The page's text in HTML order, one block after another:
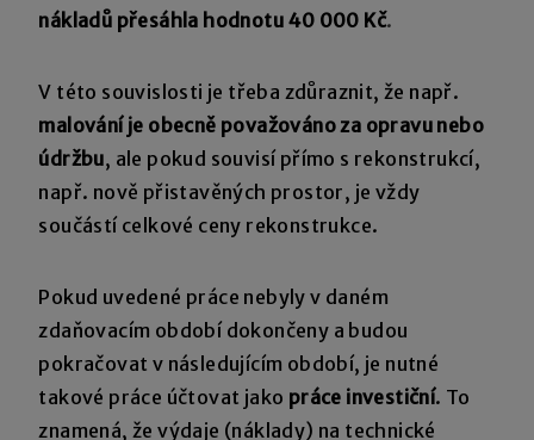
nákladů přesáhla hodnotu 40 000 Kč.
V této souvislosti je třeba zdůraznit, že např.
malování je obecně považováno za opravu nebo
údržbu, ale pokud souvisí přímo s rekonstrukcí,
např. nově přistavěných prostor, je vždy
součástí celkové ceny rekonstrukce.
Pokud uvedené práce nebyly v daném
zdaňovacím období dokončeny a budou
pokračovat v následujícím období, je nutné
takové práce účtovat jako práce investiční. To
znamená, že výdaje (náklady) na technické